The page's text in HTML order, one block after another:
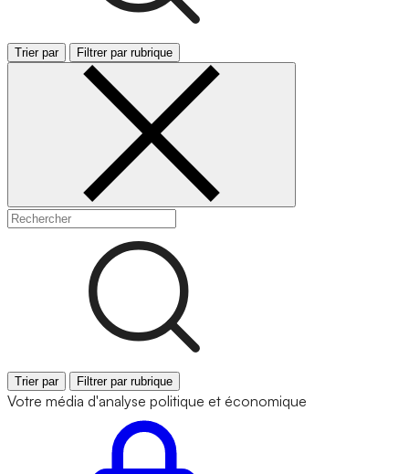
Trier par Filtrer par rubrique
Trier par Filtrer par rubrique
Votre média d'analyse politique et économique